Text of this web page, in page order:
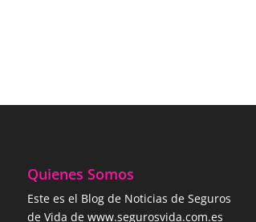
Quienes Somos
Este es el Blog de Noticias de Seguros
de Vida de www.segurosvida.com.es